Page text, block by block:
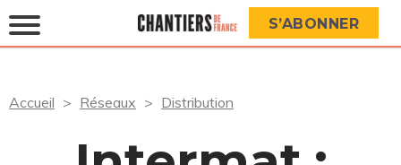
S’ABONNER
Accueil Réseaux Distribution